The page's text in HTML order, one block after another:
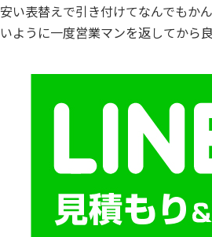
安い表替えで引き付けてなんでもか
いように一度営業マンを返してから